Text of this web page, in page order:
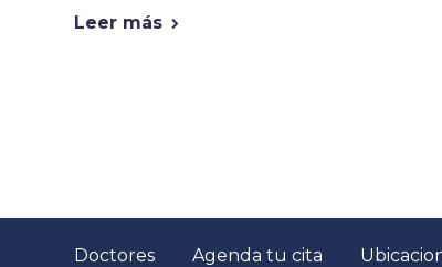
Leer más
Doctores Agenda tu cita